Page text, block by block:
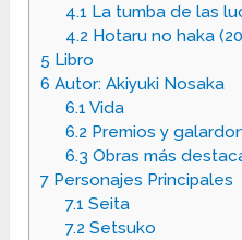
4.1 La tumba de las
4.2 Hotaru no haka
5 Libro
6 Autor: Akiyuki Nosaka
6.1 Vida
6.2 Premios y
6.3 Obras más
7 Personajes Principales
7.1 Seita
7.2 Setsuko